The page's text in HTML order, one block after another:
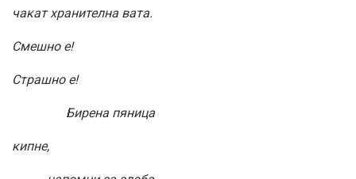
чакат хранителна вата.
Смешно е!
Страшно е!
Бирена пяница
кипне,